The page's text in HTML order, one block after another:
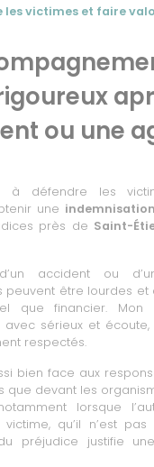
les victimes et faire
ou une
à défendre les
une
près de Saint-
accident ou
peuvent être lourdes et
que financier.
sérieux et
respectés.
bien face aux
que devant les
lorsque
qu’il n’est
préjudice justifie